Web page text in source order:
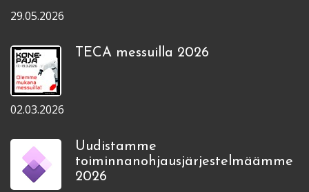
29.05.2026
TECA messuilla 2026
02.03.2026
Uudistamme
toiminnanohjausjärjestelmäämme
2026